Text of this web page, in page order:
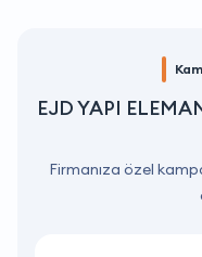
EJD YAPI
Firmanıza özel